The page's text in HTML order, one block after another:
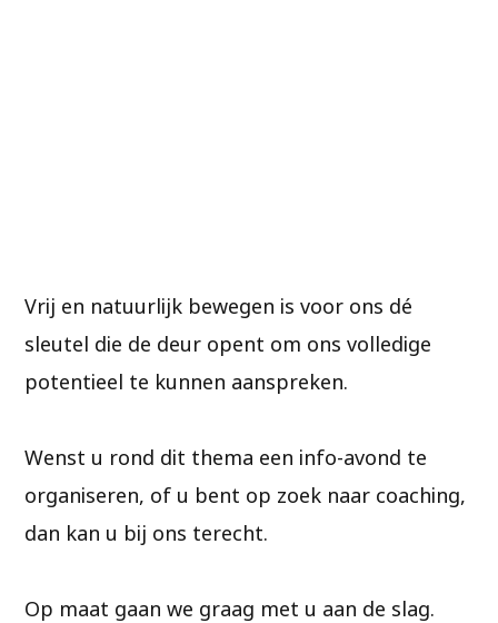
Vrij en natuurlijk bewegen is voor ons dé
sleutel die de deur opent om ons volledige
potentieel te kunnen aanspreken.
Wenst u rond dit thema een info-avond te
organiseren, of u bent op zoek naar coaching,
dan kan u bij ons terecht.
Op maat gaan we graag met u aan de slag.